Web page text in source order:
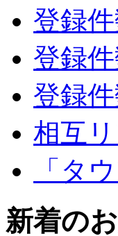
登録
登録
登録
相互
「タ
新着の